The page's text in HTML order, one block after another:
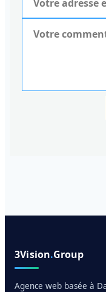
3Vision.Group
Agence web basée à